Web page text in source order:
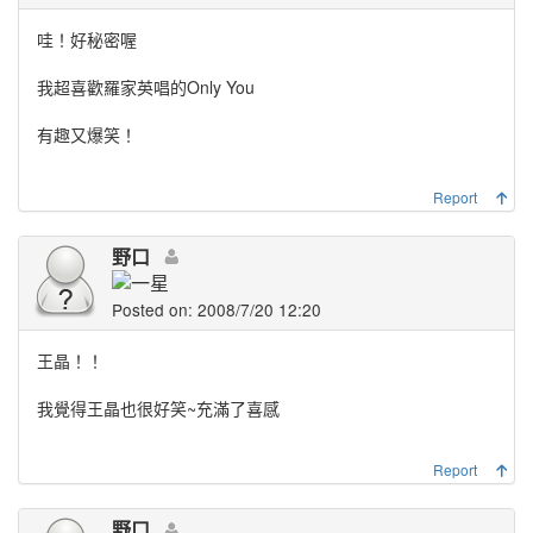
哇！好秘密喔
我超喜歡羅家英唱的Only You
有趣又爆笑！
Report
野口
Posted on: 2008/7/20 12:20
王晶！！
我覺得王晶也很好笑~充滿了喜感
Report